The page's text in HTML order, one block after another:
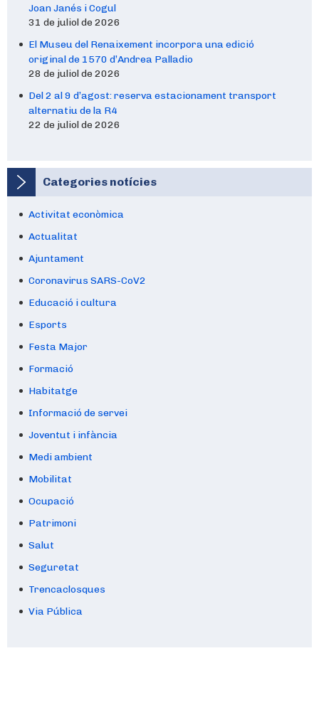
Joan Janés i Cogul
31 de juliol de 2026
El Museu del Renaixement incorpora una edició
original de 1570 d’Andrea Palladio
28 de juliol de 2026
Del 2 al 9 d’agost: reserva estacionament transport
alternatiu de la R4
22 de juliol de 2026
Categories notícies
Activitat econòmica
Actualitat
Ajuntament
Coronavirus SARS-CoV2
Educació i cultura
Esports
Festa Major
Formació
Habitatge
Informació de servei
Joventut i infància
Medi ambient
Mobilitat
Ocupació
Patrimoni
Salut
Seguretat
Trencaclosques
Via Pública